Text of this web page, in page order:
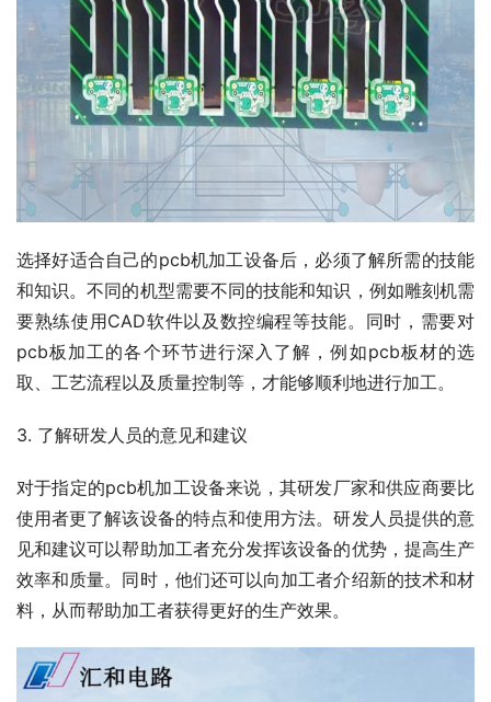
选择好适合自己的pcb机加工设备后，必须了解所需的技能
和知识。不同的机型需要不同的技能和知识，例如雕刻机需
要熟练使用CAD软件以及数控编程等技能。同时，需要对
pcb板加工的各个环节进行深入了解，例如pcb板材的选
取、工艺流程以及质量控制等，才能够顺利地进行加工。
3. 了解研发人员的意见和建议
对于指定的pcb机加工设备来说，其研发厂家和供应商要比
使用者更了解该设备的特点和使用方法。研发人员提供的意
见和建议可以帮助加工者充分发挥该设备的优势，提高生产
效率和质量。同时，他们还可以向加工者介绍新的技术和材
料，从而帮助加工者获得更好的生产效果。